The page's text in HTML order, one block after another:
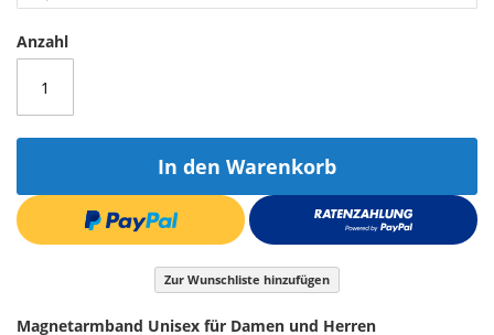
Anzahl
In den Warenkorb
Zur Wunschliste hinzufügen
Magnetarmband Unisex für Damen und Herren